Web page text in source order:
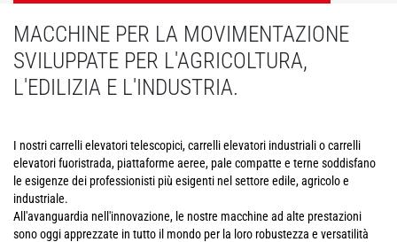
MACCHINE PER LA MOVIMENTAZIONE
SVILUPPATE PER L'AGRICOLTURA,
L'EDILIZIA E L'INDUSTRIA.
I nostri carrelli elevatori telescopici, carrelli elevatori industriali o carrelli
elevatori fuoristrada, piattaforme aeree, pale compatte e terne soddisfano
le esigenze dei professionisti più esigenti nel settore edile, agricolo e
industriale.
All'avanguardia nell'innovazione, le nostre macchine ad alte prestazioni
sono oggi apprezzate in tutto il mondo per la loro robustezza e versatilità